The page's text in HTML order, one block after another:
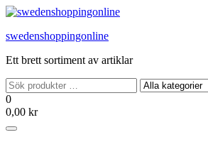
Hoppa
innehållet
swedenshoppingonline
Ett brett sortiment av artiklar
0
0,00 kr